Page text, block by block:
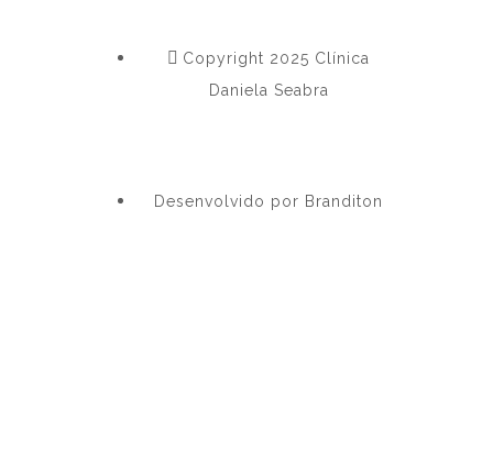
Copyright 2025 Clínica
Daniela Seabra
Desenvolvido por Branditon